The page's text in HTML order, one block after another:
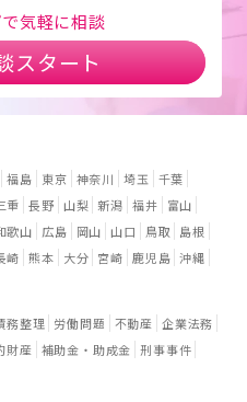
気軽に相談
スタート
福島 東京 神奈川 埼玉
千葉
重 長野 山梨 新潟 福井
富山
歌山 広島 岡山 山口 鳥取
島根
崎 熊本 大分 宮崎 鹿児島 沖縄
務整理 労働問題 不動産 企業法務
財産 補助金・助成金 刑事事件